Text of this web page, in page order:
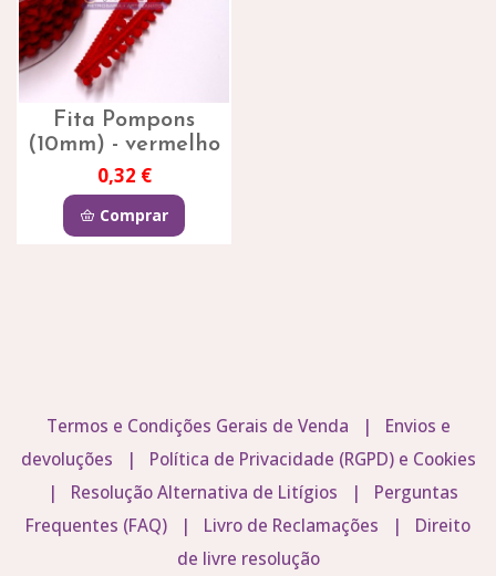
Fita Pompons
(10mm) - vermelho
0,32 €
Comprar
Termos e Condições Gerais de Venda | Envios e
devoluções | Política de Privacidade (RGPD) e Cookies
| Resolução Alternativa de Litígios | Perguntas
Frequentes (FAQ) | Livro de Reclamações | Direito
de livre resolução